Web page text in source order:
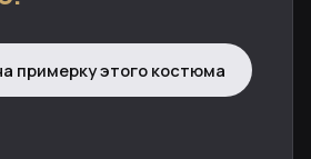
примерку этого костюма